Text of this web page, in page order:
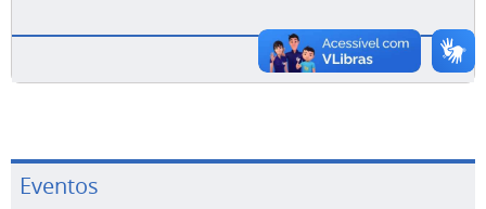
Eventos